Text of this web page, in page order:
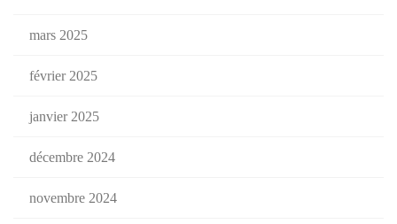
mars 2025
février 2025
janvier 2025
décembre 2024
novembre 2024